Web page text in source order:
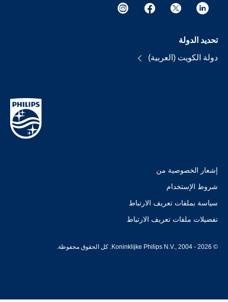
تحديد الدولة
دولة الكويت (العربية)
إشعار الخصوصية من
شروط الإستخدام
سياسة بملفات تعريف الارتباط
تفضيلات ملفات تعريف الارتباط
© Koninklijke Philips N.V., 2004 - 2026. كل الحقوق محفوظة.